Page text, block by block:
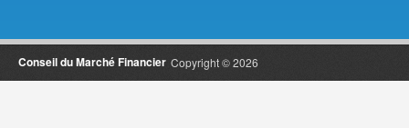
Copyright © 2026
Conseil du Marché Financier